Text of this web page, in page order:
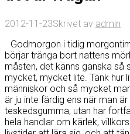
2012-11-23Skrivet av admin
Godmorgon i tidig
börjar tränga bort nattens
måsten, det känns ganska så
mycket, mycket lite. Tänk hur
människor och så mycket
är ju inte färdig ens när man
teskedsgumma, utan har
hela handlar om kärlek,